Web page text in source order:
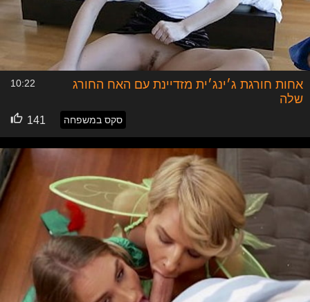
אחות חורגת ג׳ינג׳ית מזדיינת עם האח החורג
שלה
10:22
סקס במשפחה 141